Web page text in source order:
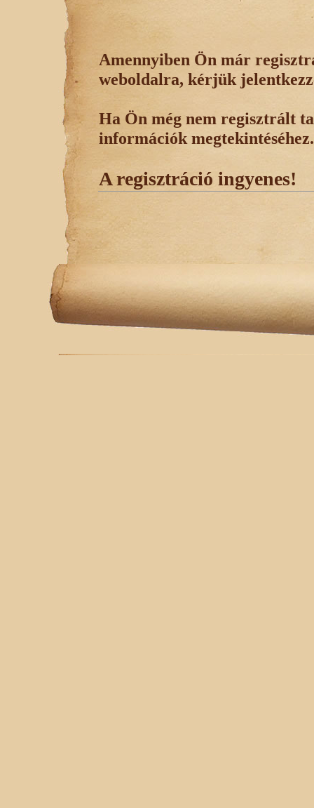
Amennyiben Ön már
weboldalra, kérjük
Ha Ön még nem regisztrált
információk megtekintéséhez.
A regisztráció ingyenes!